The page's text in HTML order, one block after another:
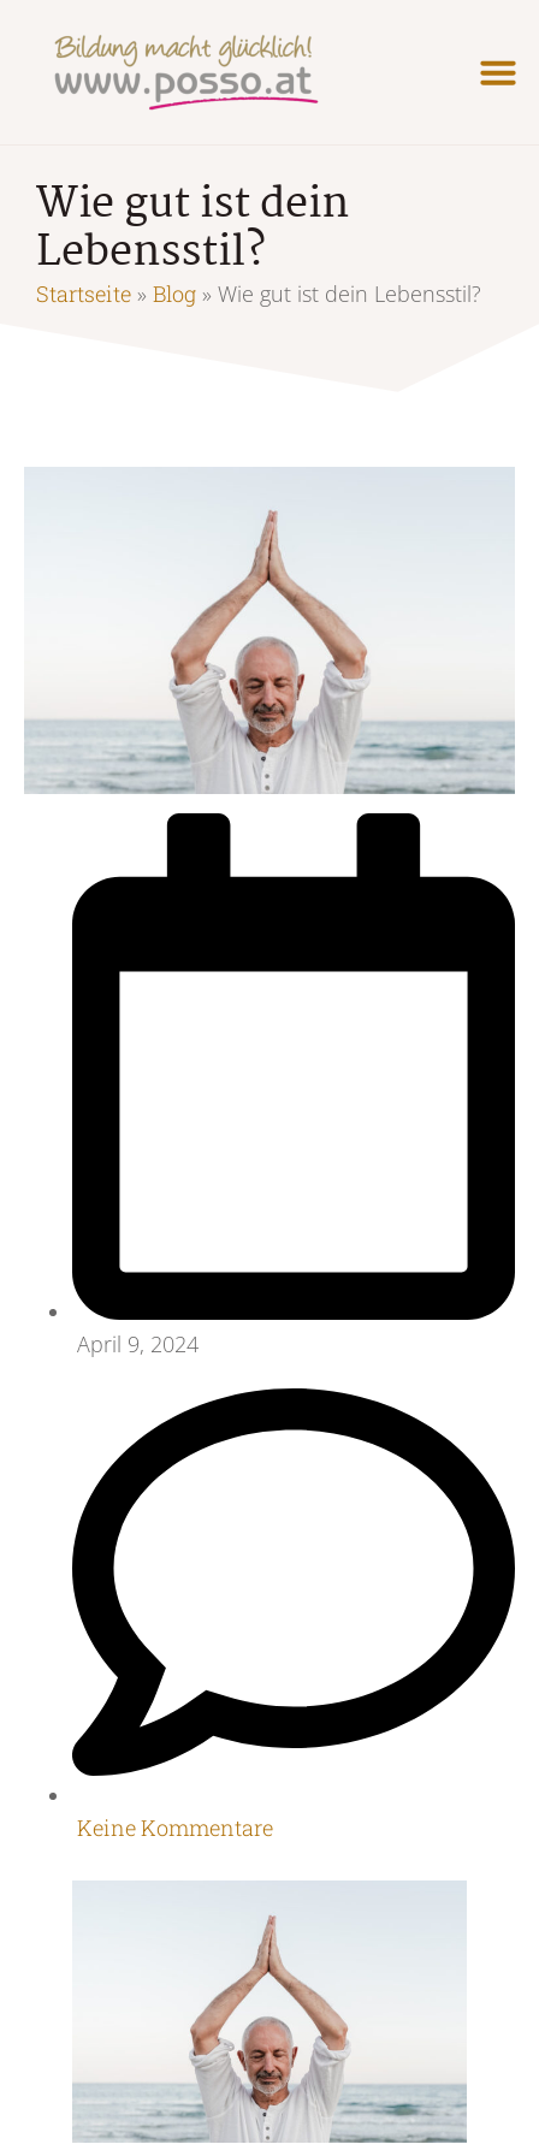
Wie gut ist dein
Lebensstil?
Startseite » Blog » Wie gut ist dein Lebensstil?
April 9, 2024
Keine Kommentare